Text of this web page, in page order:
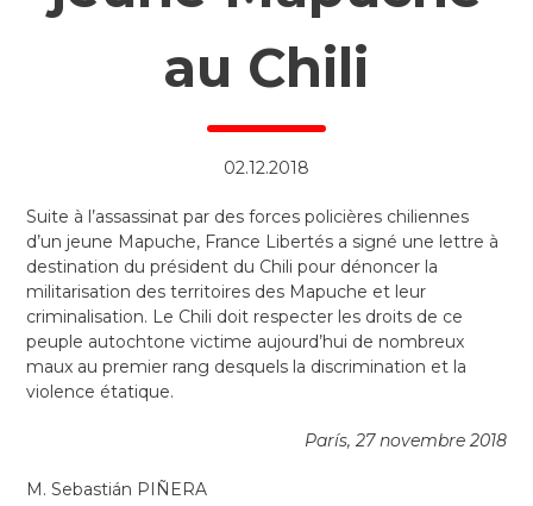
au Chili
02.12.2018
Suite à l’assassinat par des forces policières chiliennes
d’un jeune Mapuche, France Libertés a signé une lettre à
destination du président du Chili pour dénoncer la
militarisation des territoires des Mapuche et leur
criminalisation. Le Chili doit respecter les droits de ce
peuple autochtone victime aujourd’hui de nombreux
maux au premier rang desquels la discrimination et la
violence étatique.
París, 27 novembre 2018
M. Sebastián PIÑERA